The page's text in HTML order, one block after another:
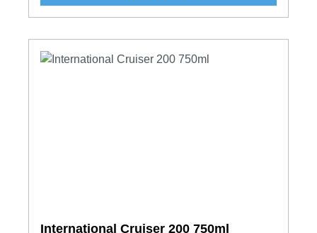
International Cruiser 200 750ml